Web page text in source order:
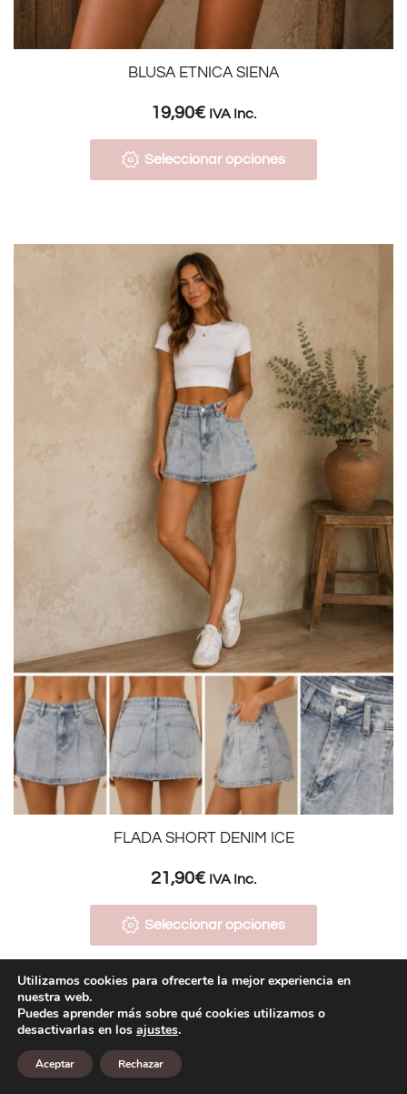
BLUSA ETNICA SIENA
19,90€ IVA Inc.
Seleccionar opciones
FLADA SHORT DENIM ICE
21,90€ IVA Inc.
Seleccionar opciones
1 2 3 4 5 6 7 8
31
Utilizamos cookies para ofrecerte la mejor experiencia en
nuestra web.
Puedes aprender más sobre qué cookies utilizamos o
desactivarlas en los ajustes.
Aceptar Rechazar